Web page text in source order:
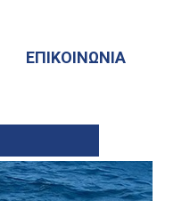
ΕΠΙΚΟΙΝΩΝΙΑ